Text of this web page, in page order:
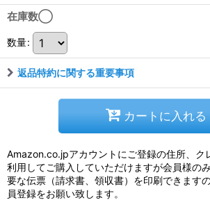
在庫数◯
数量:
返品特約に関する重要事項
カートに入れる
Amazon.co.jpアカウントにご登録の住所、ク
利用してご購入していただけますが会員様の
要な伝票（請求書、領収書）を印刷できます
員登録をお願い致します。